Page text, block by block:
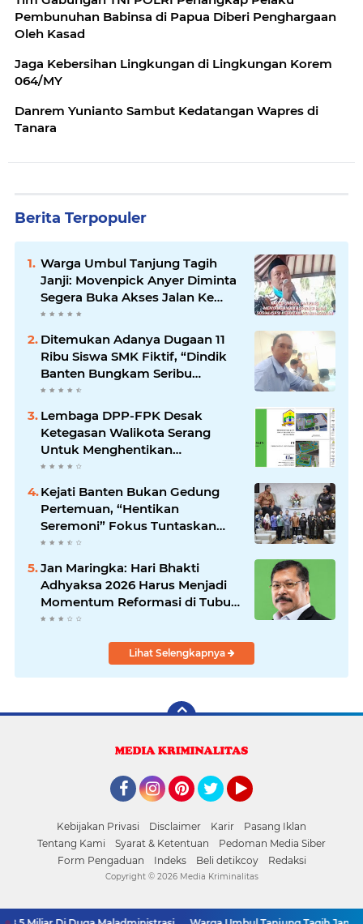
Pembunuhan Babinsa di Papua Diberi Penghargaan
Oleh Kasad
Jaga Kebersihan Lingkungan di Lingkungan Korem
064/MY
Danrem Yunianto Sambut Kedatangan Wapres di
Tanara
Berita Terpopuler
Warga Umbul Tanjung Tagih
Janji: Movenpick Anyer Diminta
Segera Buka Akses Jalan Ke
Pantai
Ditemukan Adanya Dugaan 11
Ribu Siswa SMK Fiktif, “Dindik
Banten Bungkam Seribu
Bahasa”
Lembaga DPP-FPK Desak
Ketegasan Walikota Serang
Untuk Menghentikan
Sementara Revitalisasi Alun-
Alun
Kejati Banten Bukan Gedung
Pertemuan, “Hentikan
Seremoni” Fokus Tuntaskan
Korupsi!
Jan Maringka: Hari Bhakti
Adhyaksa 2026 Harus Menjadi
Momentum Reformasi di Tubuh
Kejaksaan
Lihat Selengkapnya
Kebijakan Privasi Disclaimer Karir
Pasang Iklan
Tentang Kami
Syarat & Ketentuan
Pedoman Media Siber
Form Pengaduan
Indeks Beli detikcoy Redaksi
Copyright © 2026 Media Kriminalitas